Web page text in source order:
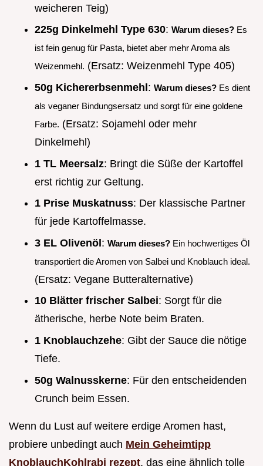
weicheren Teig)
225g Dinkelmehl Type 630: Warum dieses? Es
ist fein genug für Pasta, bietet aber mehr Aroma als
Weizenmehl. (Ersatz: Weizenmehl Type 405)
50g Kichererbsenmehl: Warum dieses? Es dient
als veganer Bindungsersatz und sorgt für eine goldene
Farbe. (Ersatz: Sojamehl oder mehr
Dinkelmehl)
1 TL Meersalz: Bringt die Süße der Kartoffel
erst richtig zur Geltung.
1 Prise Muskatnuss: Der klassische Partner
für jede Kartoffelmasse.
3 EL Olivenöl: Warum dieses? Ein hochwertiges Öl
transportiert die Aromen von Salbei und Knoblauch ideal.
(Ersatz: Vegane Butteralternative)
10 Blätter frischer Salbei: Sorgt für die
ätherische, herbe Note beim Braten.
1 Knoblauchzehe: Gibt der Sauce die nötige
Tiefe.
50g Walnusskerne: Für den entscheidenden
Crunch beim Essen.
Wenn du Lust auf weitere erdige Aromen hast,
probiere unbedingt auch Mein Geheimtipp
KnoblauchKohlrabi rezept, das eine ähnlich tolle